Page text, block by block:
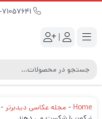
|
Home
- مجله عکاسی دیدبرتر -